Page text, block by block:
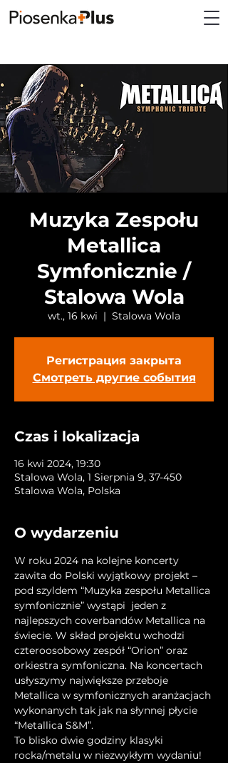
Muzyka Zespołu
Metallica
Symfonicznie /
Stalowa Wola
wt., 16 kwi
  |
Stalowa Wola
Регистрация закрыта
Смотреть другие события
Czas i lokalizacja
16 kwi 2024, 19:30
Stalowa Wola, 1 Sierpnia 9, 37-450
Stalowa Wola, Polska
O wydarzeniu
W roku 2024 na kolejne koncerty
zawita do Polski wyjątkowy projekt –
pod szyldem “Muzyka zespołu Metallica
symfonicznie” wystąpi  jeden z
najlepszych coverbandów Metallica na
świecie. W skład projektu wchodzi
czteroosobowy zespół “Orion” oraz
orkiestra symfoniczna. Na koncertach
usłyszymy największe przeboje
Metallica w symfonicznych aranżacjach
wykonanych tak jak na słynnej płycie
“Metallica S&M”.
To blisko dwie godziny klasyki
rocka/metalu w niezwykłym wydaniu!